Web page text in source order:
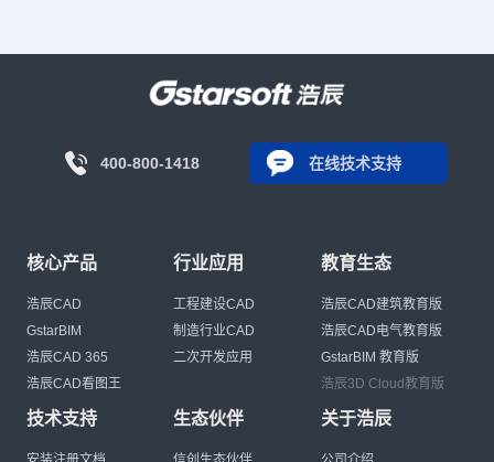
400-800-1418 在线技术支持
核心产品
浩辰CAD
GstarBIM
浩辰CAD 365
浩辰CAD看图王
行业应用
工程建设CAD
制造行业CAD
二次开发应用
教育生态
浩辰CAD建筑教育版
浩辰CAD电气教育版
GstarBIM 教育版
浩辰3D Cloud教育版
技术支持 生态伙伴 关于浩辰